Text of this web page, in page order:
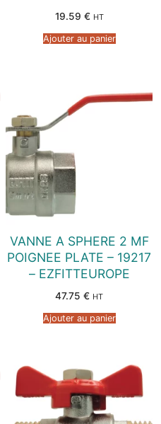
19.59 € HT
Ajouter au panier
VANNE A SPHERE 2 MF
POIGNEE PLATE – 19217
– EZFITTEUROPE
47.75 € HT
Ajouter au panier